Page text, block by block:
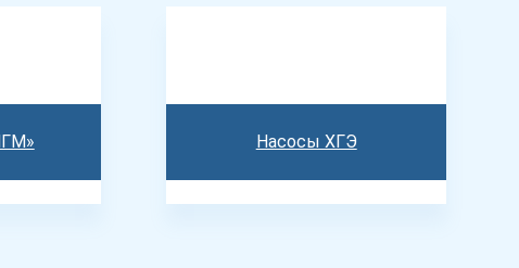
Насосы ХГЭ